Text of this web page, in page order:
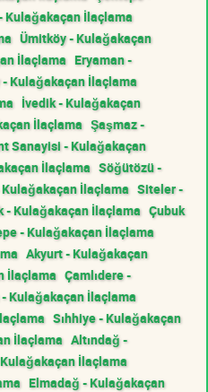
Kulağakaçan İlaçlama
Ümitköy - Kulağakaçan
İlaçlama Eryaman -
- Kulağakaçan İlaçlama
İvedik - Kulağakaçan
İlaçlama Şaşmaz -
Sanayisi - Kulağakaçan
İlaçlama Söğütözü -
Kulağakaçan İlaçlama Siteler -
- Kulağakaçan İlaçlama Çubuk
- Kulağakaçan İlaçlama
Akyurt - Kulağakaçan
İlaçlama Çamlıdere -
- Kulağakaçan İlaçlama
Sıhhiye - Kulağakaçan
İlaçlama Altındağ -
İlaçlama
Elmadağ - Kulağakaçan